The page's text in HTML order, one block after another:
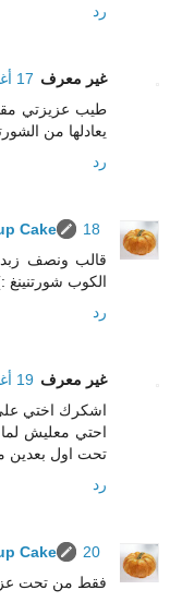
رد
غير معرف 17 أغسطس 2012 في 6:25 ص
طيب عزيزتي
يعادلها من
رد
Cake
18 أغسطس 2012 في 7:18 م
قالب ونصف زبدة
الكوب شورتنينغ
رد
غير معرف 19 أغسطس 2012 في 7:52 م
اشكرك اختي على
احتي معليش
تحت اول بعدين
رد
Cake
20 أغسطس 2012 في 8:01 م
فقط من تحت